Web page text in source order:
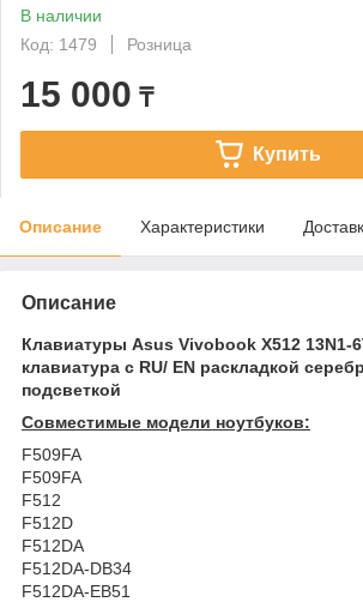
В наличии
Код: 1479
Розница
15 000 ₸
Купить
Описание Характеристики
Описание
Клавиатуры Asus Vivobook X512 13N1-
клавиатура c RU/ EN раскладкой
подсветкой
Совместимые модели ноутбуков:
F509FA
F509FA
F512
F512D
F512DA
F512DA-DB34
F512DA-EB51